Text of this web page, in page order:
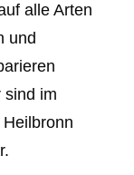
alle Arten
und
sind im